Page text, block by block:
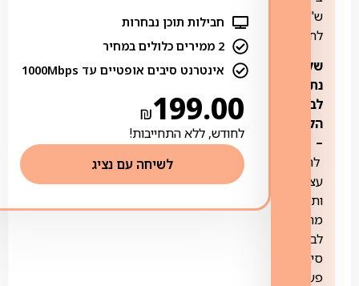
ש"ח
לחודש.
שליחת
נתב
לבית
הלקוח
–
להתקנה
עצמית
ותמיכה
מרחוק
לבעלי
סיב
פעיל
חבילות תוכן נבחרות
2 ממירים כלולים במחיר
אינטרנט סיבים אופטיים עד 1000Mbps
₪199.00
לחודש, ללא התחייבות!
לשיחה עם נציג